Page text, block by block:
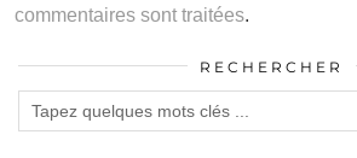
commentaires sont traitées.
RECHERCHER